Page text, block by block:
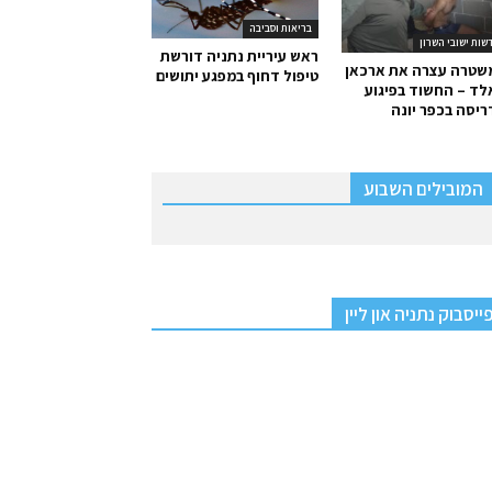
בריאות וסביבה
ראש עיריית נתניה דורשת
טיפול דחוף במפגע יתושים
ישובי השרון
עצרה את ארכאן
– החשוד בפיגוע
בכפר יונה
המובילים השבוע
פייסבוק נתניה און ליין